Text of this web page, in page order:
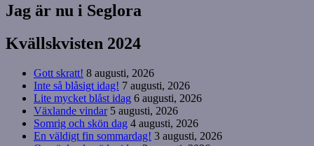
Jag är nu i Seglora
Kvällskvisten 2024
Gott skratt! 8 augusti, 2026
Inte så blåsigt idag! 7 augusti, 2026
Lite mycket blåst idag 6 augusti, 2026
Växlande vindar 5 augusti, 2026
Somrig och skön dag 4 augusti, 2026
En väldigt fin sommardag! 3 augusti, 2026